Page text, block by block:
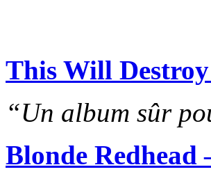
This Will
“Un album sûr
Blonde Redhead